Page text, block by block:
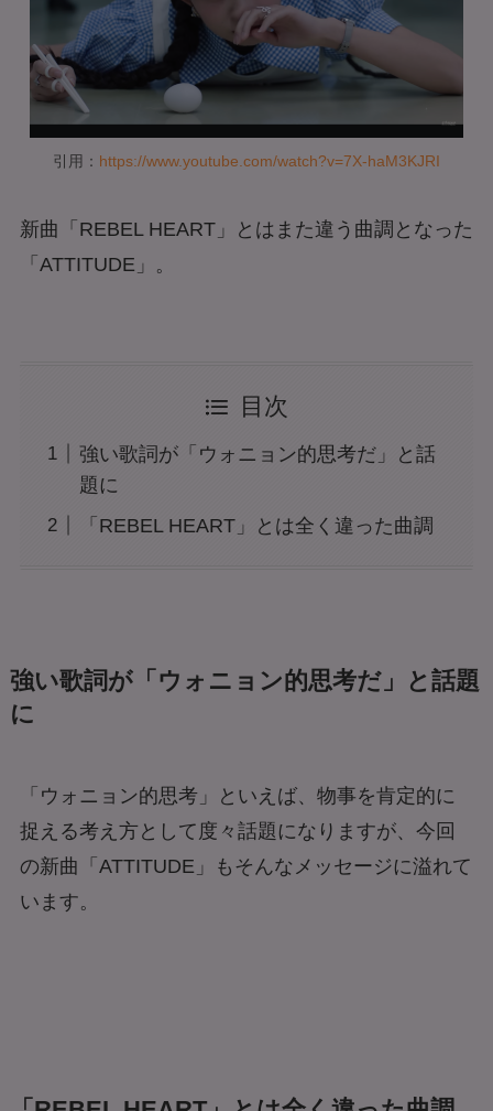
引用： https://www.youtube.com/watch?v=7X-haM3KJRI
新曲「REBEL HEART」とはまた違う曲調となった
「ATTITUDE」。
目次
強い歌詞が「ウォニョン的思考だ」と話
題に
「REBEL HEART」とは全く違った曲調
強い歌詞が「ウォニョン的思考だ」と話題
に
「ウォニョン的思考」といえば、物事を肯定的に
捉える考え方として度々話題になりますが、今回
の新曲「ATTITUDE」もそんなメッセージに溢れて
います。